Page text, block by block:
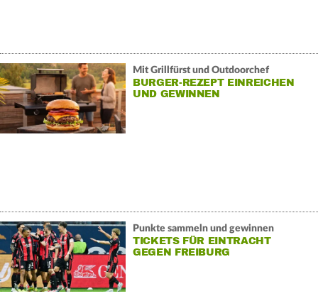
Mit Grillfürst und Outdoorchef
BURGER-REZEPT EINREICHEN
UND GEWINNEN
Punkte sammeln und gewinnen
TICKETS FÜR EINTRACHT
GEGEN FREIBURG